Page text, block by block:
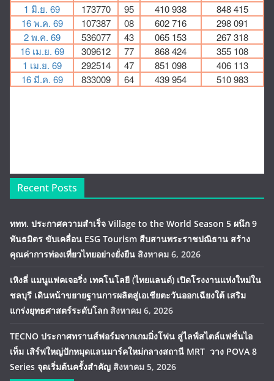
Recent Posts
ททท. ประกาศความสำเร็จ Village to the World Season 5 ผนึก 9
พันธมิตร ขับเคลื่อน ESG Tourism สืบสานพระราชปณิธาน สร้าง
คุณค่าการท่องเที่ยวไทยอย่างยั่งยืน สิงหาคม 6, 2026
เหิงลี่ แมนูแฟคเจอริ่ง เทคโนโลยี (ไทยแลนด์) เปิดโรงงานแห่งใหม่ใน
ชลบุรี เดินหน้าขยายฐานการผลิตสู่เอเชียตะวันออกเฉียงใต้ เสริม
แกร่งยุทธศาสตร์ระดับโลก สิงหาคม 6, 2026
TECNO ประกาศทรานส์ฟอร์มจากเกมมิ่งโฟน สู่ไลฟ์สไตล์แฟชั่นไอ
เท็ม เสิร์ฟใหญ่ปักหมุดแลนมาร์คใหม่กลางสถานี MRT วาง POVA 8
Series จุดเริ่มต้นครั้งสำคัญ สิงหาคม 5, 2026